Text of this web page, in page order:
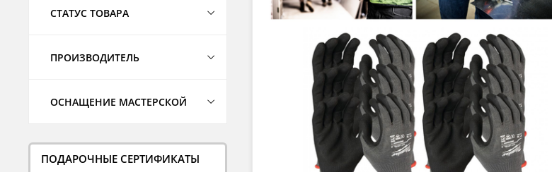
СТАТУС ТОВАРА
ПРОИЗВОДИТЕЛЬ
ОСНАЩЕНИЕ МАСТЕРСКОЙ
ПОДАРОЧНЫЕ СЕРТИФИКАТЫ